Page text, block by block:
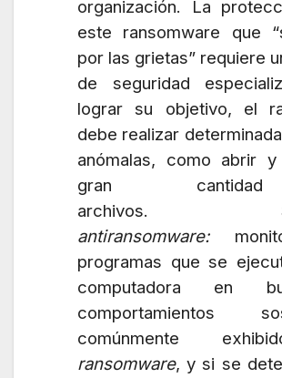
organización. La
este ransomware que
por las grietas” requiere
de seguridad
lograr su objetivo, el
debe realizar
anómalas, como abrir
gran
archivos.
antiransomware:
programas que se
computadora en
comportamientos
comúnmente
ransomware, y si se